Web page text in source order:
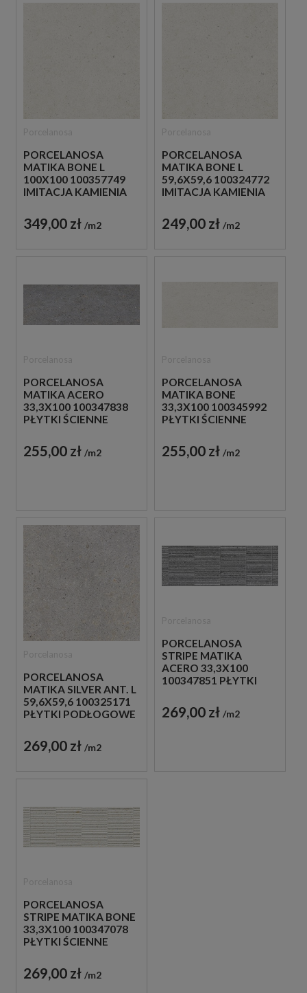
PORCELANOSA
MATIKA BONE L
100X100 100357749
IMITACJA KAMIENIA
349,00 zł m2
PORCELANOSA
MATIKA BONE L
59,6X59,6 100324772
IMITACJA KAMIENIA
249,00 zł m2
PORCELANOSA
MATIKA ACERO
33,3X100 100347838
PŁYTKI ŚCIENNE
255,00 zł m2
PORCELANOSA
MATIKA BONE
33,3X100 100345992
PŁYTKI ŚCIENNE
255,00 zł m2
PORCELANOSA
MATIKA SILVER ANT. L
59,6X59,6 100325171
PŁYTKI PODŁOGOWE
269,00 zł m2
PORCELANOSA
STRIPE MATIKA
ACERO 33,3X100
100347851 PŁYTKI
KAMIEŃ
269,00 zł m2
PORCELANOSA
STRIPE MATIKA BONE
33,3X100 100347078
PŁYTKI ŚCIENNE
269,00 zł m2